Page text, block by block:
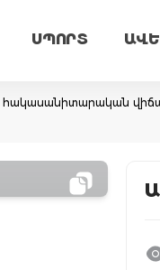
ՍՊՈՐՏ
հակասանիտարական